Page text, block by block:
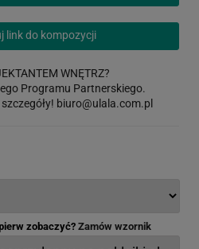
link do kompozycji
WNĘTRZ?
Programu Partnerskiego.
biuro@ulala.com.pl
zobaczyć? Zamów wzornik